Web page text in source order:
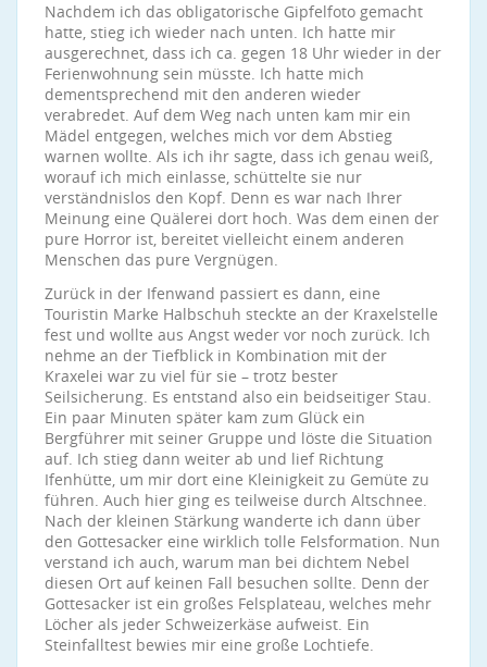
Nachdem ich das obligatorische Gipfelfoto gemacht
hatte, stieg ich wieder nach unten. Ich hatte mir
ausgerechnet, dass ich ca. gegen 18 Uhr wieder in der
Ferienwohnung sein müsste. Ich hatte mich
dementsprechend mit den anderen wieder
verabredet. Auf dem Weg nach unten kam mir ein
Mädel entgegen, welches mich vor dem Abstieg
warnen wollte. Als ich ihr sagte, dass ich genau weiß,
worauf ich mich einlasse, schüttelte sie nur
verständnislos den Kopf. Denn es war nach Ihrer
Meinung eine Quälerei dort hoch. Was dem einen der
pure Horror ist, bereitet vielleicht einem anderen
Menschen das pure Vergnügen.
Zurück in der Ifenwand passiert es dann, eine
Touristin Marke Halbschuh steckte an der Kraxelstelle
fest und wollte aus Angst weder vor noch zurück. Ich
nehme an der Tiefblick in Kombination mit der
Kraxelei war zu viel für sie – trotz bester
Seilsicherung. Es entstand also ein beidseitiger Stau.
Ein paar Minuten später kam zum Glück ein
Bergführer mit seiner Gruppe und löste die Situation
auf. Ich stieg dann weiter ab und lief Richtung
Ifenhütte, um mir dort eine Kleinigkeit zu Gemüte zu
führen. Auch hier ging es teilweise durch Altschnee.
Nach der kleinen Stärkung wanderte ich dann über
den Gottesacker eine wirklich tolle Felsformation. Nun
verstand ich auch, warum man bei dichtem Nebel
diesen Ort auf keinen Fall besuchen sollte. Denn der
Gottesacker ist ein großes Felsplateau, welches mehr
Löcher als jeder Schweizerkäse aufweist. Ein
Steinfalltest bewies mir eine große Lochtiefe.